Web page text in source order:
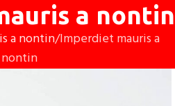
a nontin
a nontin Imperdiet mauris a
nontin